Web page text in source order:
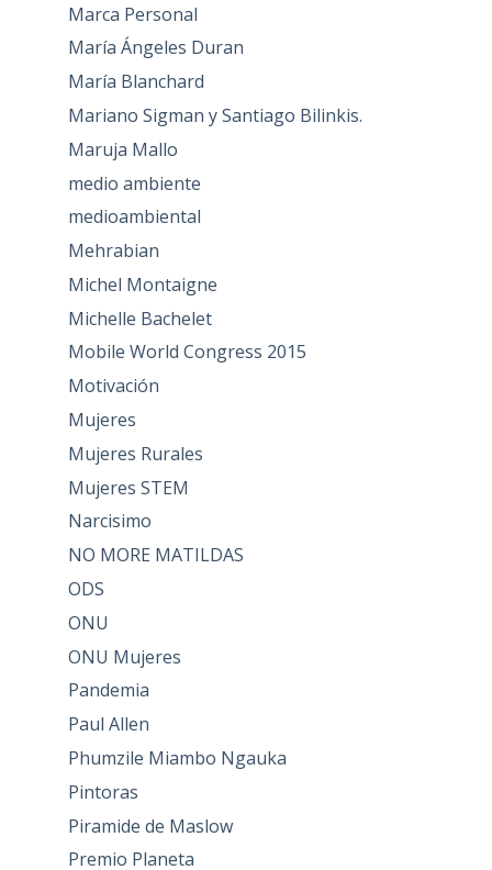
Marca Personal
María Ángeles Duran
María Blanchard
Mariano Sigman y Santiago Bilinkis.
Maruja Mallo
medio ambiente
medioambiental
Mehrabian
Michel Montaigne
Michelle Bachelet
Mobile World Congress 2015
Motivación
Mujeres
Mujeres Rurales
Mujeres STEM
Narcisimo
NO MORE MATILDAS
ODS
ONU
ONU Mujeres
Pandemia
Paul Allen
Phumzile Miambo Ngauka
Pintoras
Piramide de Maslow
Premio Planeta